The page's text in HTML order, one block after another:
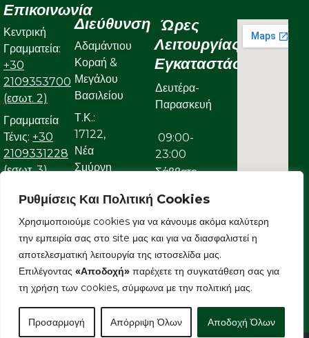
Ρυθμίσεις Και Πολιτική Cookies
Χρησιμοποιούμε cookies για να κάνουμε ακόμα καλύτερη
την εμπειρία σας στο site μας και για να διασφαλιστεί η
αποτελεσματική λειτουργία της ιστοσελίδα μας.
Επιλέγοντας «Αποδοχή» παρέχετε τη συγκατάθεση σας για
τη χρήση των cookies, σύμφωνα με την πολιτική μας.
Προσαρμογή Απόρριψη Όλων Αποδοχή Όλων
Επικοινωνία
Κεντρική
Γραμματεία:
+30
2109353700
(εσωτ. 2)
Γραμματεία
Τένις: +30
2109331228
(εσωτ. 3)
Γραμματεία
Κολυμβητικού:
+30
2109323632
info@aonsmilon.gr
Διεύθυνση
Αδαμάντιου
Κοραή &
Μεγάλου
Βασιλείου
Τ.Κ.:
17122,
Νέα
Σμύρνη
Ώρες
Λειτουργίας
Εγκαταστάσεων
Δευτέρα-
Παρασκευή
09:00-
23:00
Σάββατο
09:00-
22:00
Κυριακή
09:00-
22:00